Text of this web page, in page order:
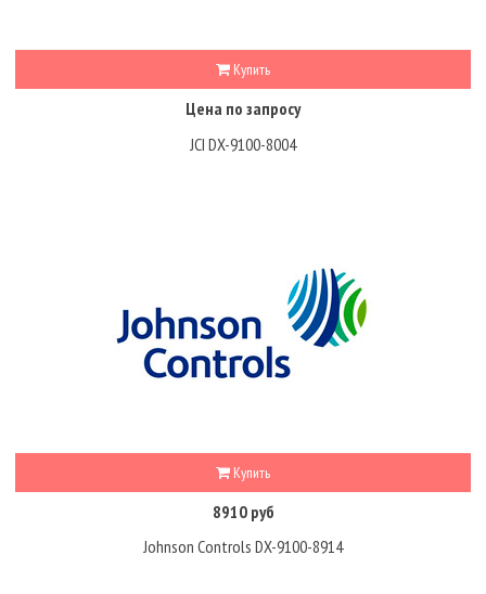
Купить
Цена по запросу
JCI DX-9100-8004
Купить
8910 руб
Johnson Controls DX-9100-8914